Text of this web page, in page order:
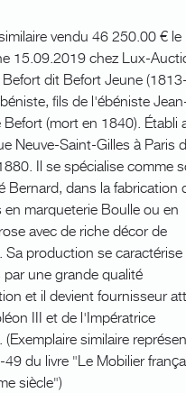
vendu 46 250.00 € le
15.09.2019 chez Lux-
dit Befort Jeune (1813-
fils de l'ébéniste
(mort en 1840). Établi
Neuve-Saint-Gilles à Paris
Il se spécialise comme
Bernard, dans la fabrication
en marqueterie Boulle ou en
avec de riche décor de
Sa production se caractérise
une grande qualité
et il devient fournisseur
III et de l'Impératrice
(Exemplaire similaire
du livre "Le Mobilier
siècle")